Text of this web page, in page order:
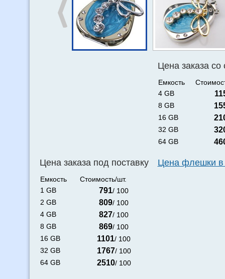
Цена заказа под поставку
Емкость
Стоимость/шт.
1 GB
791/ 100
2 GB
809/ 100
4 GB
827/ 100
8 GB
869/ 100
16 GB
1101/ 100
32 GB
1767/ 100
64 GB
2510/ 100
Цена заказа со
Емкость
4 GB
8 GB
16 GB
32 GB
64 GB
Цена флешки в